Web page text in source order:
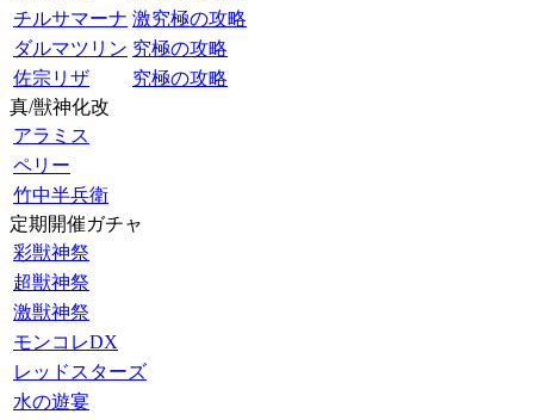
チルサマーナ 激究極の攻略
ダルマツリン 究極の攻略
佐宗リザ
究極の攻略
真/獣神化改
アラミス
ペリー
竹中半兵衛
定期開催ガチャ
彩獣神祭
超獣神祭
激獣神祭
モンコレDX
レッドスターズ
水の遊宴